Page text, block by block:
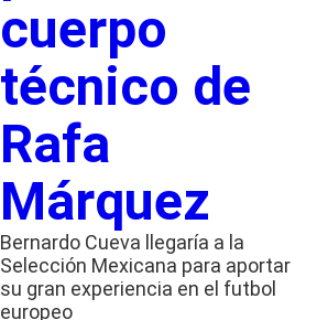
cuerpo
técnico de
Rafa
Márquez
Bernardo Cueva llegaría a la
Selección Mexicana para aportar
su gran experiencia en el futbol
europeo